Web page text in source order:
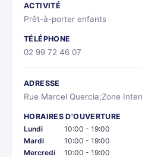
ACTIVITÉ
Prêt-à-porter enfants
TÉLÉPHONE
02 99 72 46 07
ADRESSE
Rue Marcel Quercia;Zone
HORAIRES D'OUVERTURE
Lundi
10:00 - 19:00
Mardi
10:00 - 19:00
Mercredi
10:00 - 19:00